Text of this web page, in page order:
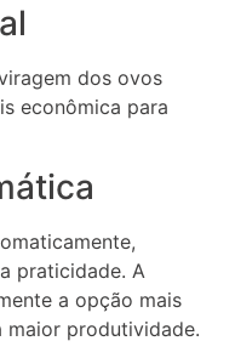
dos ovos
econômica para
praticidade. A
a opção mais
maior produtividade.